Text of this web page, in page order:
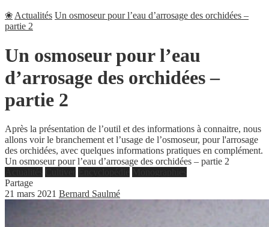
❀ Actualités Un osmoseur pour l’eau d’arrosage des orchidées –
partie 2
Un osmoseur pour l’eau
d’arrosage des orchidées –
partie 2
Après la présentation de l’outil et des informations à connaitre, nous
allons voir le branchement et l’usage de l’osmoseur, pour l'arrosage
des orchidées, avec quelques informations pratiques en complément.
Un osmoseur pour l’eau d’arrosage des orchidées – partie 2
Partage
21 mars 2021 Bernard Saulmé